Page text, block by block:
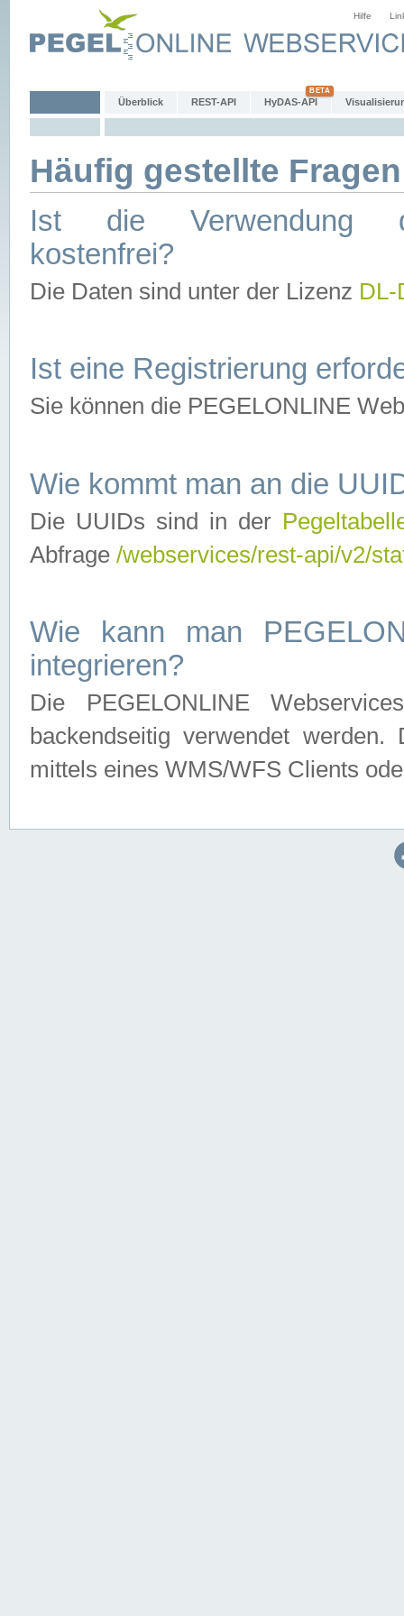
Hilfe
Überblick REST-API HyDAS-API
Häufig gestellte
Ist die Verwendung
kostenfrei?
Die Daten sind unter der Lizenz
Ist eine Registrierung
Sie können die PEGELONLINE
Wie kommt man an die
Die UUIDs sind in der
Abfrage /webservices/rest-api/v2/
Wie kann man
integrieren?
Die PEGELONLINE
backendseitig verwendet
mittels eines WMS/WFS Clients